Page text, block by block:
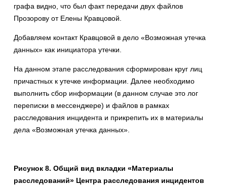
графа видно, что был факт передачи двух файлов
Прозорову от Елены Кравцовой.
Добавляем контакт Кравцовой в дело «Возможная утечка
данных» как инициатора утечки.
На данном этапе расследования сформирован круг лиц
причастных к утечке информации. Далее необходимо
выполнить сбор информации (в данном случае это лог
переписки в мессенджере) и файлов в рамках
расследования инцидента и прикрепить их в материалы
дела «Возможная утечка данных».
Рисунок 8. Общий вид вкладки «Материалы
расследований» Центра расследования инцидентов